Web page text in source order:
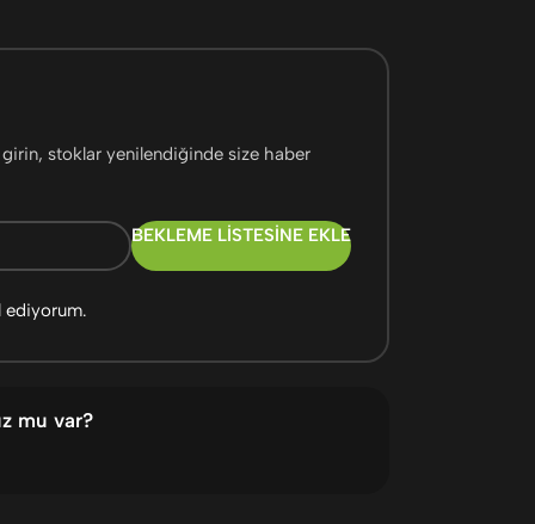
stoklar yenilendiğinde size haber
BEKLEME LISTESINE EKLE
ediyorum.
mu var?